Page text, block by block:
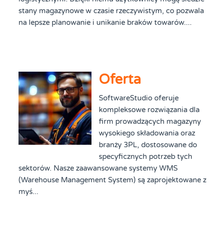
stany magazynowe w czasie rzeczywistym, co pozwala
na lepsze planowanie i unikanie braków towarów....
Oferta
SoftwareStudio oferuje
kompleksowe rozwiązania dla
firm prowadzących magazyny
wysokiego składowania oraz
branży 3PL, dostosowane do
specyficznych potrzeb tych
sektorów. Nasze zaawansowane systemy WMS
(Warehouse Management System) są zaprojektowane z
myś...